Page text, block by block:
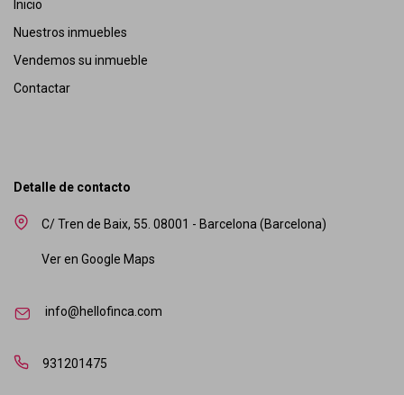
Inicio
Nuestros inmuebles
Vendemos su inmueble
Contactar
Detalle de contacto
C/ Tren de Baix, 55. 08001 - Barcelona (Barcelona)
Ver en Google Maps
info@hellofinca.com
931201475